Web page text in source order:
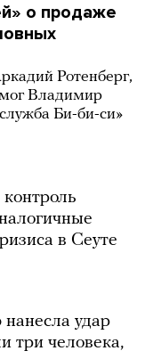
о продаже
Ротенберг,
Владимир
Би-би-си»
в Сеуте
нанесла удар
три человека,